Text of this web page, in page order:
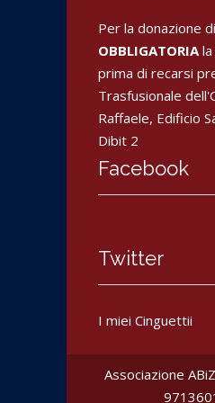
Per la donazione
OBBLIGATORIA
prima di recarsi
Trasfusionale
Raffaele, Edificio
Dibit 2
Facebook
Twitter
I miei Cinguettii
Associazione